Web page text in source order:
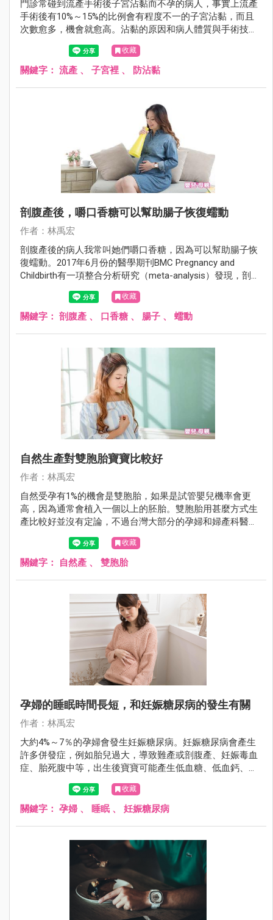
門診常碰到流產手術後子宮沾黏而不孕的病人，事實上流產
手術後有10%～15%的比例會有程度不一的子宮沾黏，而且
次數愈多，機會就愈高。沾黏的原因和病人體質與手術技巧
都有關係，以往並沒有預防的方法，不過2017年6月份的美
國生殖醫學會期刊（Fertility and Sterility）有一項研究發現，
人工防沾黏材料可以預防流產手術後的子宮沾黏。
收藏
關鍵字： 流產 、 子宮裡 、 防沾黏
剖腹產後，嚼口香糖可以幫助腸子恢復蠕動
作者：林禹宏
剖腹產後的病人我常叫她們嚼口香糖，因為可以幫助腸子恢
復蠕動。2017年6月份的醫學期刊BMC Pregnancy and
Childbirth有一項整合分析研究（meta-analysis）發現，剖腹
產後嚼口香糖可以幫助腸子恢復蠕動。這項研究是分析以往
關於剖腹產後嚼口香糖的研究，總共涵蓋10個研究，1659位
受試者。結論是嚼口香糖的產婦腸子恢復蠕動的時間提早了
收藏
關鍵字： 剖腹產 、 口香糖 、 腸子 、 蠕動
自然生產對雙胞胎寶寶比較好
作者：林禹宏
自然受孕有1%的機會是雙胞胎，如果是試管嬰兒機率會更
高，因為通常會植入一個以上的胚胎。雙胞胎用甚麼方式生
產比較好並沒有定論，不過台灣大部分的孕婦和婦產科醫師
都認為剖腹產比較安全，所以大部份的雙胞胎孕婦會選擇剖
腹產。不過2017年6月的美國婦產科學會期刊（Obstetrics
and Gynecology）有一項研究發現，雙胞胎自然生產的併發
收藏
關鍵字： 自然產 、 雙胞胎
孕婦的睡眠時間長短，和妊娠糖尿病的發生有關
作者：林禹宏
大約4%～7％的孕婦會發生妊娠糖尿病。妊娠糖尿病會產生
許多併發症，例如胎兒過大，導致難產或剖腹產、妊娠毒血
症、胎死腹中等，出生後寶寶可能產生低血糖、低血鈣、黃
疸等。肥胖、家族史、或是體重增加太多和妊娠糖尿病的發
生有關。此外有些研究發現，睡太久和睡太少都會影響葡萄
糖的代謝，2017年4月的美國婦產科學期刊（American
收藏
關鍵字： 孕婦 、 睡眠、 妊娠糖尿病